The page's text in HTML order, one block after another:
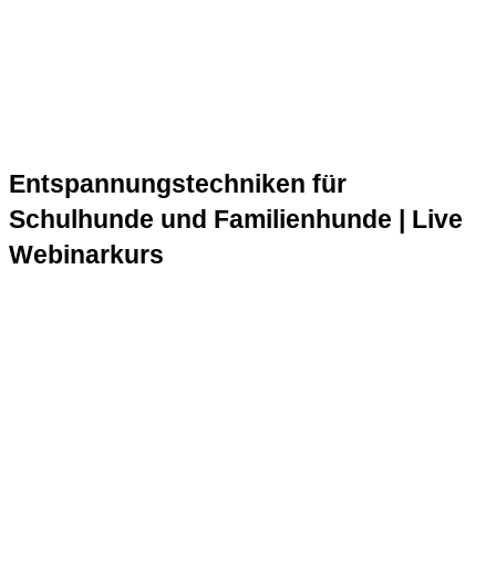
Entspannungstechniken für
Schulhunde und Familienhunde | Live
Webinarkurs